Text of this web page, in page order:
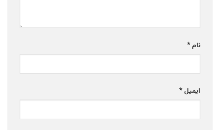
نام*
ایمیل*